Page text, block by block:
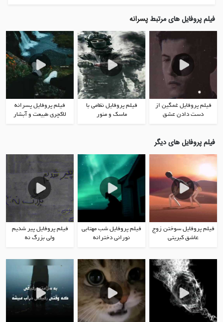
فیلم پروفایل های مرتبط پسرانه
فیلم پروفایل غمگین از
دست دادن عشق
فیلم پروفایل نظامی با
ماسک و منور
فیلم پروفایل پسرانه
لاکچری طبیعت و آبشار
فیلم پروفایل های دیگر
فیلم پروفایل سوختن زوج
عاشق کبریتی
فیلم پروفایل شب مهتابی
نورانی دخترانه
فیلم پروفایل پیر شدیم
ولی بزرگ نه